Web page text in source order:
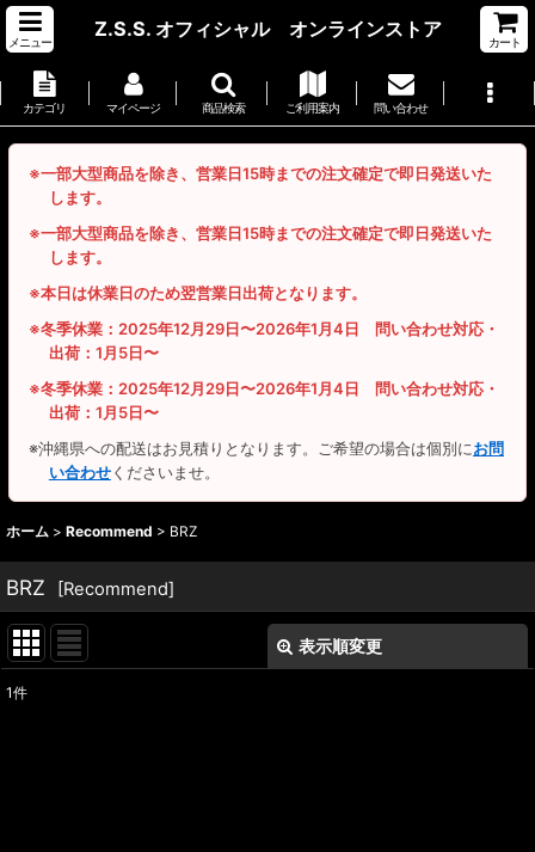
メニュー
Z.S.S. オフィシャル オンラインストア
カート
カテゴリ マイページ 商品検索 ご利用案内 問い合わせ
※一部大型商品を除き、営業日15時までの注文確定で即日発送いた
します。
※一部大型商品を除き、営業日15時までの注文確定で即日発送いた
します。
※本日は休業日のため翌営業日出荷となります。
※冬季休業：2025年12月29日〜2026年1月4日 問い合わせ対応・
出荷：1月5日〜
※冬季休業：2025年12月29日〜2026年1月4日 問い合わせ対応・
出荷：1月5日〜
※沖縄県への配送はお見積りとなります。ご希望の場合は個別にお問
い合わせくださいませ。
ホーム > Recommend > BRZ
BRZ [Recommend]
表示順変更
1件